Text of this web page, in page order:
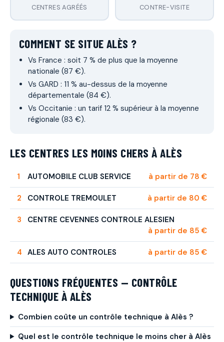
CENTRES AGRÉÉS CONTRE-VISITE
COMMENT SE SITUE ALÈS ?
Vs France : soit 7 % de plus que la moyenne
nationale (87 €).
Vs GARD : 11 % au-dessus de la moyenne
départementale (84 €).
Vs Occitanie : un tarif 12 % supérieur à la moyenne
régionale (83 €).
LES CENTRES LES MOINS CHERS À ALÈS
AUTOMOBILE CLUB SERVICE à partir de 78 €
CONTROLE TREMOULET à partir de 80 €
CENTRE CEVENNES CONTROLE ALESIEN
à partir de 85 €
ALES AUTO CONTROLES à partir de 85 €
QUESTIONS FRÉQUENTES — CONTRÔLE
TECHNIQUE À ALÈS
Combien coûte un contrôle technique à Alès ?
Quel est le contrôle technique le moins cher à Alès